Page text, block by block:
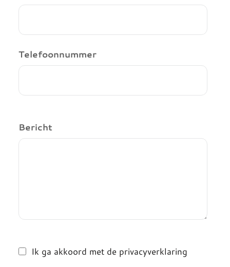
Telefoonnummer
Bericht
Ik ga akkoord met de privacyverklaring